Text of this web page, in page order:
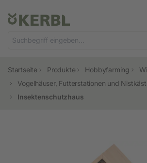
Startseite Produkte Hobbyfarming
Vogelhäuser, Futterstationen und
Insektenschutzhaus